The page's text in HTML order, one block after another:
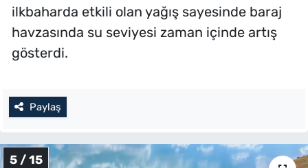
ilkbaharda etkili olan yağış sayesinde baraj
havzasında su seviyesi zaman içinde artış
gösterdi.
Paylaş
5 / 15